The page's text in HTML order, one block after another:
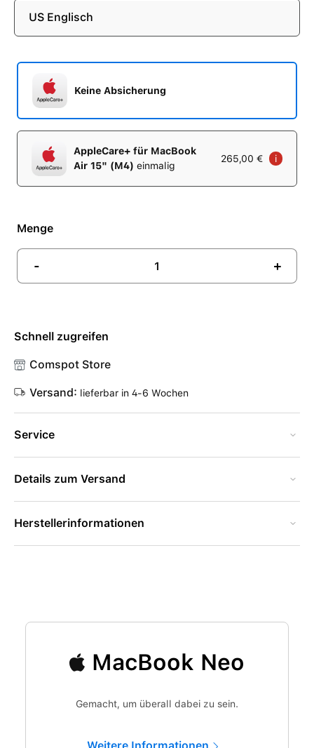
US Englisch
Keine Absicherung
AppleCare+ für MacBook
Air 15" (M4) einmalig
265,00 € i
Menge
- +
Schnell zugreifen
Comspot Store
Versand: lieferbar in 4-6 Wochen
Service
Details zum Versand
Herstellerinformationen
MacBook Neo
Gemacht, um überall dabei zu sein.